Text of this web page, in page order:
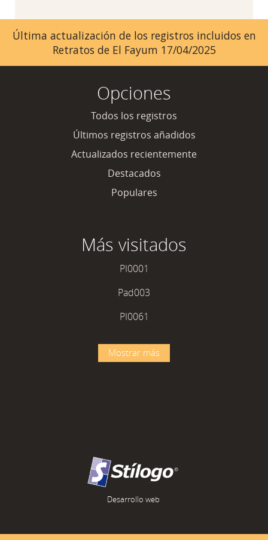
Última actualización de los registros incluidos en
Retratos de El Fayum 17/04/2025
Opciones
Todos los registros
Últimos registros añadidos
Actualizados recientemente
Destacados
Populares
Más visitados
PI0001
Pad003
PI0061
Mostrar más
Desarrollo web